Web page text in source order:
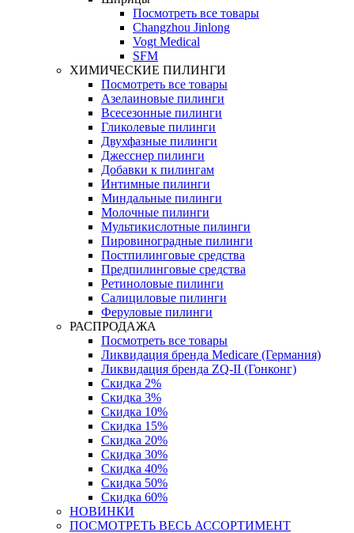
Посмотреть все товары
Changzhou Jinlong
Vogt Medical
SFM
ХИМИЧЕСКИЕ ПИЛИНГИ
Посмотреть все товары
Азелаиновые пилинги
Всесезонные пилинги
Гликолевые пилинги
Двухфазные пилинги
Джесснер пилинги
Добавки к пилингам
Интимные пилинги
Миндальные пилинги
Молочные пилинги
Мультикислотные пилинги
Пировиноградные пилинги
Постпилинговые средства
Предпилинговые средства
Ретиноловые пилинги
Салициловые пилинги
Феруловые пилинги
РАСПРОДАЖА
Посмотреть все товары
Ликвидация бренда Medicare (Германия)
Ликвидация бренда ZQ-II (Гонконг)
Скидка 2%
Скидка 3%
Скидка 10%
Скидка 15%
Скидка 20%
Скидка 30%
Скидка 40%
Скидка 50%
Скидка 60%
НОВИНКИ
ПОСМОТРЕТЬ ВЕСЬ АССОРТИМЕНТ